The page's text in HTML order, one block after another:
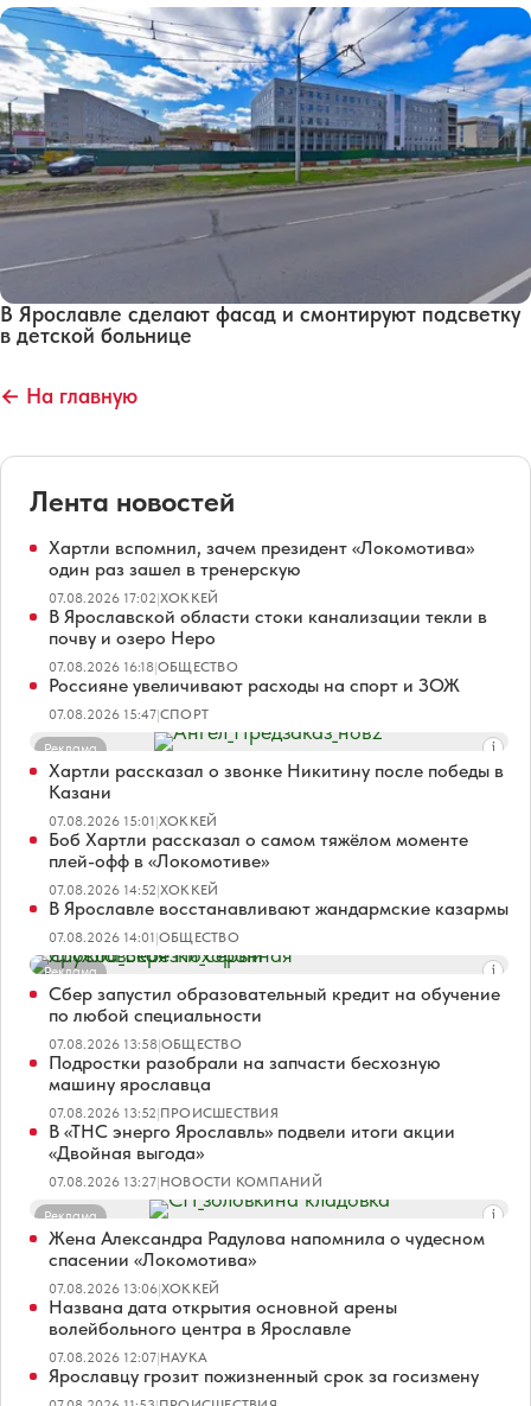
В Ярославле сделают фасад и смонтируют подсветку
в детской больнице
← На главную
Лента новостей
Хартли вспомнил, зачем президент «Локомотива»
один раз зашел в тренерскую
07.08.2026 17:02|ХОККЕЙ
В Ярославской области стоки канализации текли в
почву и озеро Неро
07.08.2026 16:18|ОБЩЕСТВО
Россияне увеличивают расходы на спорт и ЗОЖ
07.08.2026 15:47|СПОРТ
Реклама
Хартли рассказал о звонке Никитину после победы в
Казани
07.08.2026 15:01|ХОККЕЙ
Боб Хартли рассказал о самом тяжёлом моменте
плей-офф в «Локомотиве»
07.08.2026 14:52|ХОККЕЙ
В Ярославле восстанавливают жандармские казармы
07.08.2026 14:01|ОБЩЕСТВО
Реклама
Сбер запустил образовательный кредит на обучение
по любой специальности
07.08.2026 13:58|ОБЩЕСТВО
Подростки разобрали на запчасти бесхозную
машину ярославца
07.08.2026 13:52|ПРОИСШЕСТВИЯ
В «ТНС энерго Ярославль» подвели итоги акции
«Двойная выгода»
07.08.2026 13:27|НОВОСТИ КОМПАНИЙ
Реклама
Жена Александра Радулова напомнила о чудесном
спасении «Локомотива»
07.08.2026 13:06|ХОККЕЙ
Названа дата открытия основной арены
волейбольного центра в Ярославле
07.08.2026 12:07|НАУКА
Ярославцу грозит пожизненный срок за госизмену